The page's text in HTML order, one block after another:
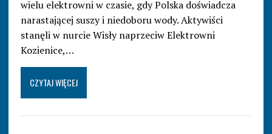
wielu elektrowni w czasie, gdy Polska doświadcza
narastającej suszy i niedoboru wody. Aktywiści
stanęli w nurcie Wisły naprzeciw Elektrowni
Kozienice,…
CZYTAJ WIĘCEJ